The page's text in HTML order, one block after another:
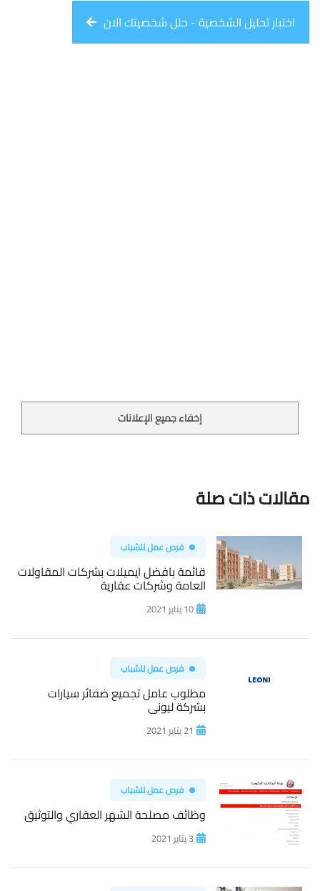
اختبار تحليل الشخصية - حلل شخصيتك الان
إخفاء جميع الإعلانات
مقالات ذات صلة
فرص عمل للشباب
قائمة بافضل ايميلات بشركات المقاولات
العامة وشركات عقارية
10 يناير 2021
فرص عمل للشباب
مطلوب عامل تجميع ضفائر سيارات
بشركة ليونى
21 يناير 2021
فرص عمل للشباب
وظائف مصلحة الشهر العقاري والتوثيق
3 يناير 2021